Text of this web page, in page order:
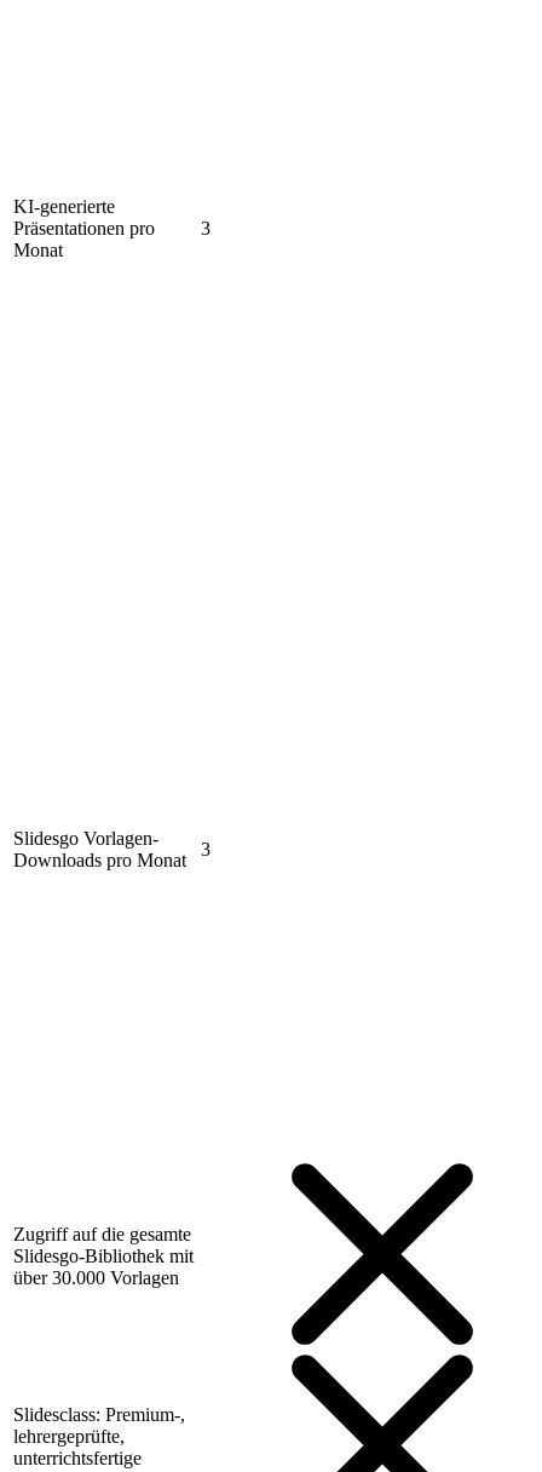
KI-generierte
Präsentationen pro
Monat
3
Slidesgo Vorlagen-
Downloads pro Monat
3
Zugriff auf die gesamte
Slidesgo-Bibliothek mit
über 30.000 Vorlagen
Slidesclass: Premium-,
lehrergeprüfte,
unterrichtsfertige